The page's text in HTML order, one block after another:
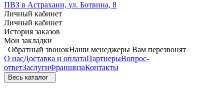
ПВЗ в Астрахани, ул. Ботвина, 8
Личный кабинет
Личный кабинет
История заказов
Мои закладки
Обратный звонокНаши менеджеры Вам перезвонят
О насДоставка и оплатаПартнерыВопрос-
ответЗаслугиФраншизаКонтакты
Весь каталог